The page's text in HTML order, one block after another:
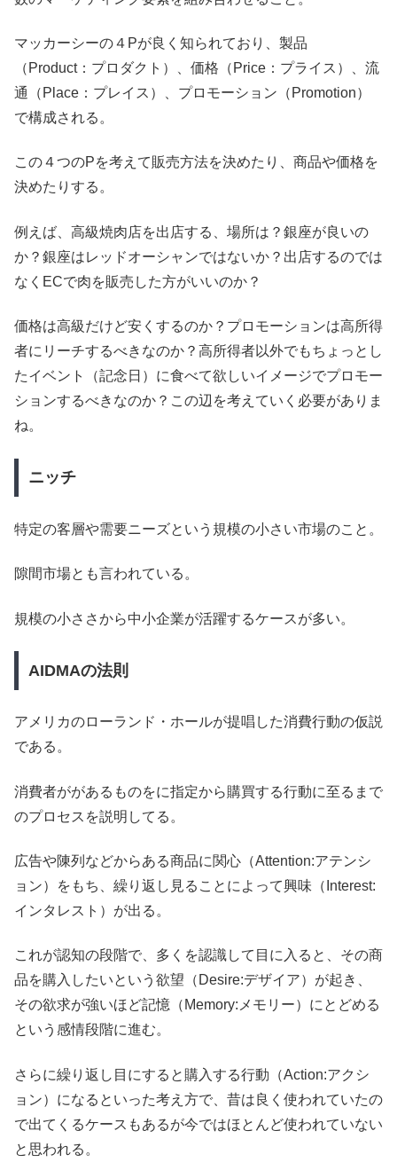
マッカーシーの４Pが良く知られており、製品
（Product：プロダクト）、価格（Price：プライス）、流
通（Place：プレイス）、プロモーション（Promotion）
で構成される。
この４つのPを考えて販売方法を決めたり、商品や価格を
決めたりする。
例えば、高級焼肉店を出店する、場所は？銀座が良いの
か？銀座はレッドオーシャンではないか？出店するのでは
なくECで肉を販売した方がいいのか？
価格は高級だけど安くするのか？プロモーションは高所得
者にリーチするべきなのか？高所得者以外でもちょっとし
たイベント（記念日）に食べて欲しいイメージでプロモー
ションするべきなのか？この辺を考えていく必要がありま
ね。
ニッチ
特定の客層や需要ニーズという規模の小さい市場のこと。
隙間市場とも言われている。
規模の小ささから中小企業が活躍するケースが多い。
AIDMAの法則
アメリカのローランド・ホールが提唱した消費行動の仮説
である。
消費者ががあるものをに指定から購買する行動に至るまで
のプロセスを説明してる。
広告や陳列などからある商品に関心（Attention:アテンシ
ョン）をもち、繰り返し見ることによって興味（Interest:
インタレスト）が出る。
これが認知の段階で、多くを認識して目に入ると、その商
品を購入したいという欲望（Desire:デザイア）が起き、
その欲求が強いほど記憶（Memory:メモリー）にとどめる
という感情段階に進む。
さらに繰り返し目にすると購入する行動（Action:アクシ
ョン）になるといった考え方で、昔は良く使われていたの
で出てくるケースもあるが今ではほとんど使われていない
と思われる。